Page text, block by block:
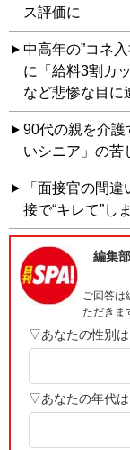
ス評価に
中高年の”コネ
に「給料3割カ
など悲惨な目に
90代の親を介護
いシニア」の苦
「面接官の間
接で“キレて”し